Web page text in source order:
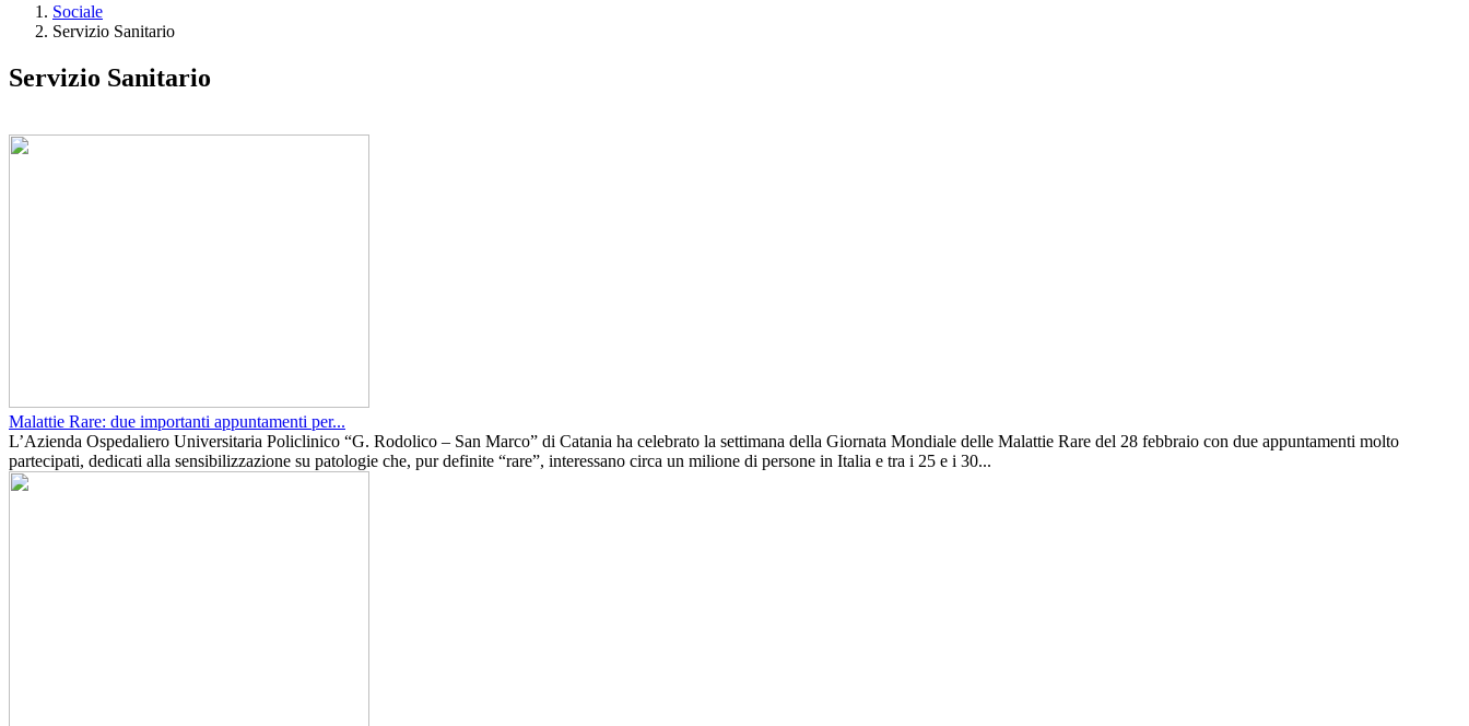
Sociale
Servizio Sanitario
Servizio Sanitario
Malattie Rare: due importanti appuntamenti per...
L’Azienda Ospedaliero Universitaria Policlinico “G. Rodolico – San Marco” di Catania ha celebrato la settimana della Giornata Mondiale delle Malattie Rare del 28 febbraio con due appuntamenti molto
partecipati, dedicati alla sensibilizzazione su patologie che, pur definite “rare”, interessano circa un milione di persone in Italia e tra i 25 e i 30...